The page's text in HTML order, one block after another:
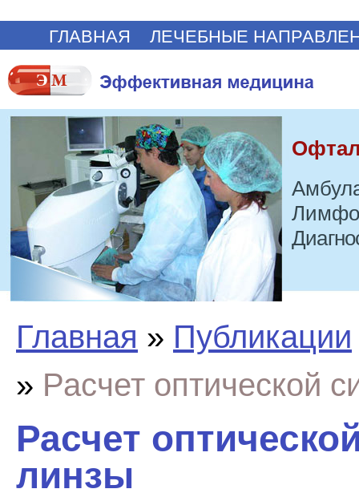
ГЛАВНАЯ ЛЕЧЕБНЫЕ
Главная » Публикации
» Расчет оптической
Расчет
линзы